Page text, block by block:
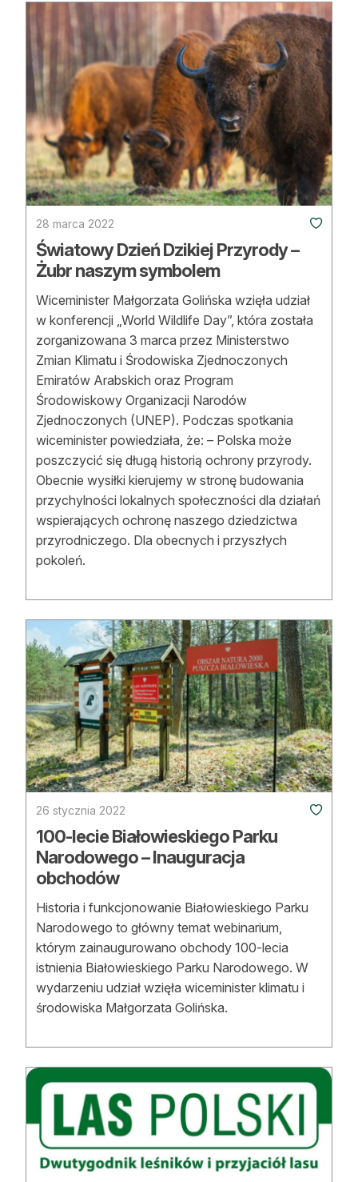
28 marca 2022
Światowy Dzień Dzikiej Przyrody –
Żubr naszym symbolem
Wiceminister Małgorzata Golińska wzięła udział
w konferencji „World Wildlife Day”, która została
zorganizowana 3 marca przez Ministerstwo
Zmian Klimatu i Środowiska Zjednoczonych
Emiratów Arabskich oraz Program
Środowiskowy Organizacji Narodów
Zjednoczonych (UNEP). Podczas spotkania
wiceminister powiedziała, że: – Polska może
poszczycić się długą historią ochrony przyrody.
Obecnie wysiłki kierujemy w stronę budowania
przychylności lokalnych społeczności dla działań
wspierających ochronę naszego dziedzictwa
przyrodniczego. Dla obecnych i przyszłych
pokoleń.
26 stycznia 2022
100-lecie Białowieskiego Parku
Narodowego – Inauguracja
obchodów
Historia i funkcjonowanie Białowieskiego Parku
Narodowego to główny temat webinarium,
którym zainaugurowano obchody 100-lecia
istnienia Białowieskiego Parku Narodowego. W
wydarzeniu udział wzięła wiceminister klimatu i
środowiska Małgorzata Golińska.